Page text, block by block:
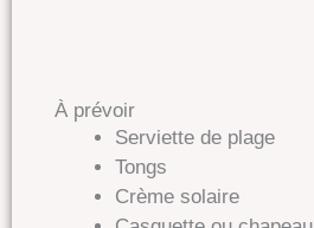
À prévoir
Serviette de plage
Tongs
Crème solaire